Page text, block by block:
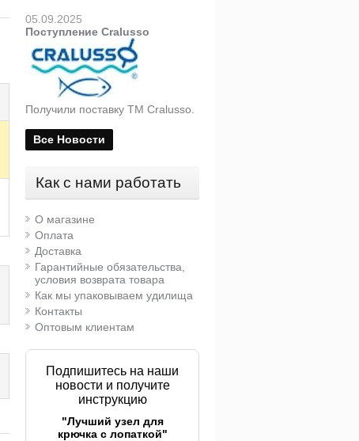
05.09.2025
Поступление Cralusso
Получили поставку ТМ Cralusso.
Все Новости
Как с нами работать
О магазине
Оплата
Доставка
Гарантийные обязательства,
условия возврата товара
Как мы упаковываем удилища
Контакты
Оптовым клиентам
Подпишитесь на наши
новости и получите
инструкцию
"Лучший узел для
крючка с лопаткой"